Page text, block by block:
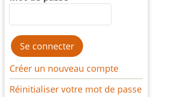
Créer un nouveau compte
Réinitialiser votre mot de passe